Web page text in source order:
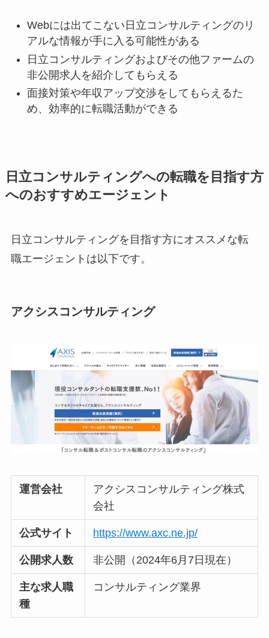
Webには出てこない日立コンサルティングのリ
アルな情報が手に入る可能性がある
日立コンサルティングおよびその他ファームの
非公開求人を紹介してもらえる
面接対策や年収アップ交渉をしてもらえるた
め、効率的に転職活動ができる
日立コンサルティングへの転職を目指す方
へのおすすめエージェント
日立コンサルティングを目指す方にオススメな転
職エージェントは以下です。
アクシスコンサルティング
運営会社
アクシスコンサルティング株式
会社
公式サイト https://www.axc.ne.jp/
公開求人数 非公開（2024年6月7日現在）
主な求人職
種
コンサルティング業界